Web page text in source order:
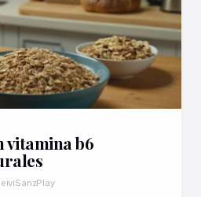
vitamina b6